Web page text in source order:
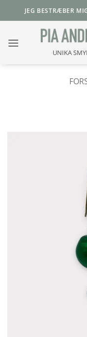
JEG BESTRÆBER
UNIKA